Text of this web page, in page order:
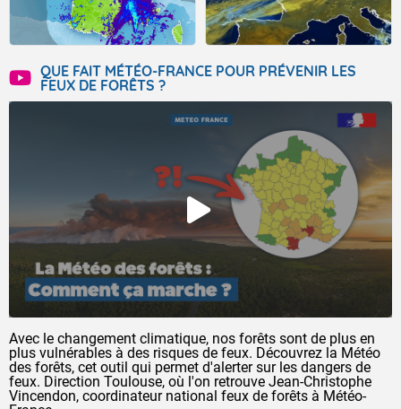
QUE FAIT MÉTÉO-FRANCE POUR PRÉVENIR LES
FEUX DE FORÊTS ?
Avec le changement climatique, nos forêts sont de plus en
plus vulnérables à des risques de feux. Découvrez la Météo
des forêts, cet outil qui permet d'alerter sur les dangers de
feux. Direction Toulouse, où l'on retrouve Jean-Christophe
Vincendon, coordinateur national feux de forêts à Météo-